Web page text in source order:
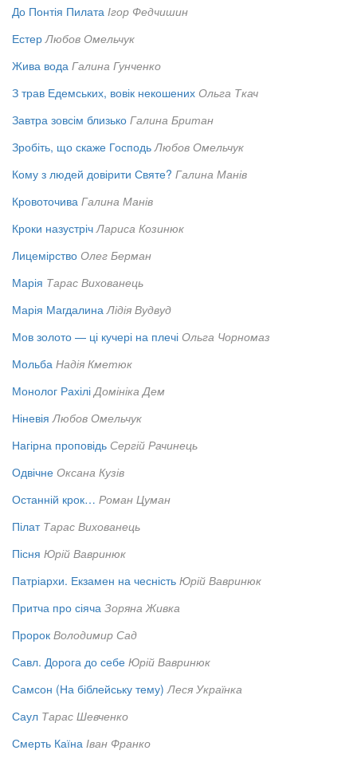
До Понтія Пилата Ігор Федчишин
Естер Любов Омельчук
Жива вода Галина Гунченко
З трав Едемських, вовік некошених Ольга Ткач
Завтра зовсім близько Галина Британ
Зробіть, що скаже Господь Любов Омельчук
Кому з людей довірити Святе? Галина Манів
Кровоточива Галина Манів
Кроки назустріч Лариса Козинюк
Лицемірство Олег Берман
Марія Тарас Вихованець
Марія Магдалина Лідія Вудвуд
Мов золото — ці кучері на плечі Ольга Чорномаз
Мольба Надія Кметюк
Монолог Рахілі Домініка Дем
Ніневія Любов Омельчук
Нагірна проповідь Сергій Рачинець
Одвічне Оксана Кузів
Останній крок… Роман Цуман
Пілат Тарас Вихованець
Пісня Юрій Вавринюк
Патріархи. Екзамен на чесність Юрій Вавринюк
Притча про сіяча Зоряна Живка
Пророк Володимир Сад
Савл. Дорога до себе Юрій Вавринюк
Самсон (На біблейську тему) Леся Українка
Саул Тарас Шевченко
Смерть Каїна Іван Франко